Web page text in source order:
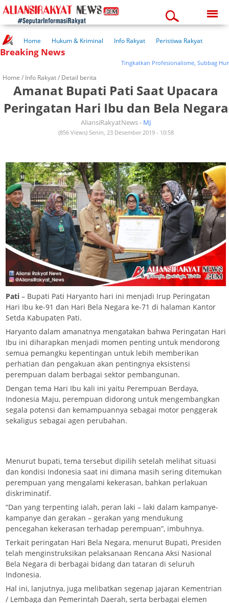
12:12:29 pm
Home Hukum & Kriminal Info Rakyat
Peristiwa Rakyat
Kuliner Rakyat
Wisata Rakyat
Breaking News
Tingkatkan Profesionalisme, Subbag Humas
Home / Info Rakyat/ Detail berita
Amanat Bupati Pati Saat Upacara
Peringatan Hari Ibu dan Bela Negara
AliansiRakyatNews - MJ
(856 Views) Senin, 23 Desember 2019 - 10:58
Pati – Bupati Pati Haryanto hari ini menjadi Irup Peringatan
Hari Ibu ke-91 dan Hari Bela Negara ke-71 di halaman Kantor
Setda Kabupaten Pati.
Haryanto dalam amanatnya mengatakan bahwa Peringatan Hari
Ibu ini diharapkan menjadi momen penting untuk mendorong
semua pemangku kepentingan untuk lebih memberikan
perhatian dan pengakuan akan pentingnya eksistensi
perempuan dalam berbagai sektor pembangunan.
Dengan tema Hari Ibu kali ini yaitu Perempuan Berdaya,
Indonesia Maju, perempuan didorong untuk mengembangkan
segala potensi dan kemampuannya sebagai motor penggerak
sekaligus sebagai agen perubahan.
Menurut bupati, tema tersebut dipilih setelah melihat situasi
dan kondisi Indonesia saat ini dimana masih sering ditemukan
perempuan yang mengalami kekerasan, bahkan perlakuan
diskriminatif.
“Dan yang terpenting ialah, peran laki – laki dalam kampanye-
kampanye dan gerakan – gerakan yang mendukung
pencegahan kekerasan terhadap perempuan”, imbuhnya.
Terkait peringatan Hari Bela Negara, menurut Bupati, Presiden
telah menginstruksikan pelaksanaan Rencana Aksi Nasional
Bela Negara di berbagai bidang dan tataran di seluruh
Indonesia.
Hal ini, lanjutnya, juga melibatkan segenap jajaran Kementrian
/ Lembaga dan Pemerintah Daerah, serta berbagai elemen